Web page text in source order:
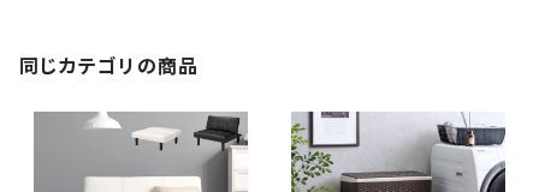
同じカテゴリの商品